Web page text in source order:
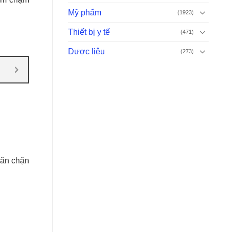
Mỹ phẩm (1923)
Thiết bị y tế (471)
Dược liệu (273)
chặn